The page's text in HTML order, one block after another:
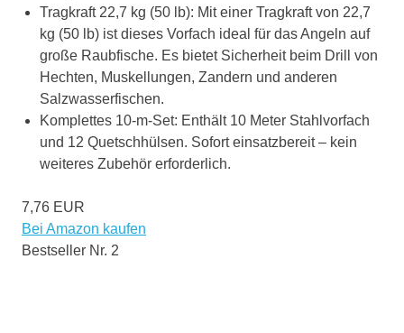
Tragkraft 22,7 kg (50 lb): Mit einer Tragkraft von 22,7
kg (50 lb) ist dieses Vorfach ideal für das Angeln auf
große Raubfische. Es bietet Sicherheit beim Drill von
Hechten, Muskellungen, Zandern und anderen
Salzwasserfischen.
Komplettes 10-m-Set: Enthält 10 Meter Stahlvorfach
und 12 Quetschhülsen. Sofort einsatzbereit – kein
weiteres Zubehör erforderlich.
7,76 EUR
Bei Amazon kaufen
Bestseller Nr. 2